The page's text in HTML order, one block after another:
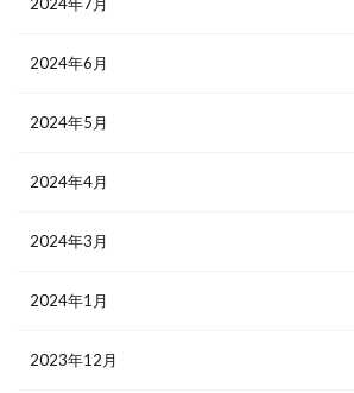
2024年6月
2024年5月
2024年4月
2024年3月
2024年1月
2023年12月